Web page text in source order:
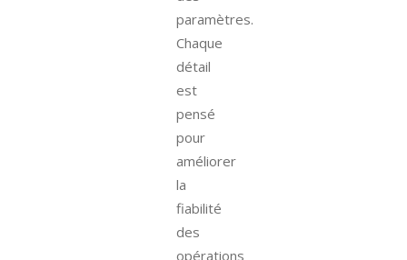
paramètres.
Chaque
détail
est
pensé
pour
améliorer
la
fiabilité
des
opérations